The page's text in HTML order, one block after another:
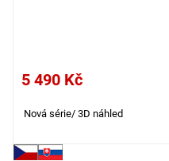
5 490 Kč
Nová série/ 3D náhled